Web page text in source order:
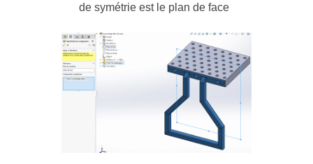
de symétrie est le plan de face